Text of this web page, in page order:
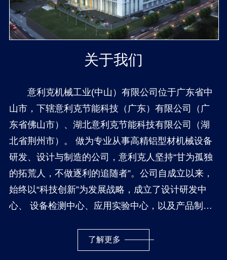
关于我们
意利克机械工业(中山）有限公司位于广东省中
山市，下辖意利克节能科技（广东）有限公司（广
东省佛山市）、湖北意利克节能科技有限公司（湖
北省荆州市）。 做为专业从事高精铝型材机械设备
研发、设计与制造的公司，意利克人坚持“甘为孤独
的拓荒人，不做逐利的追随者”。公司自成立以来，
始终以“科技创新”为发展战略，成立了设计研发中
心、 设备检测中心、应用实验中心，以及产品制造
利用、机械设计和智能控制方面得到强有力的技术
支持，为公司在高端设备制造领域奠定了坚实的基
了解更多